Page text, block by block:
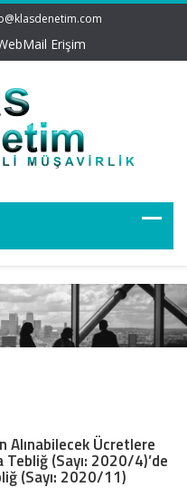
Erişim
Ücretlere
(Sayı: 2020/4)’de
(Sayı: 2020/11)